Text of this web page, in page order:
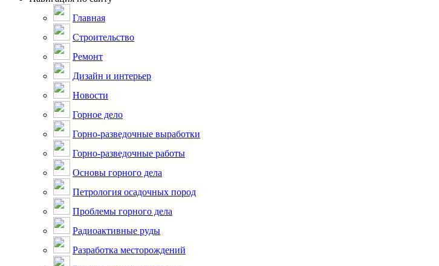
Главная
Строительство
Ремонт
Дизайн и интерьер
Новости
Горное дело
Горно-разведочные выработки
Горно-разведочные работы
Основы горного дела
Петрология осадочных пород
Проблемы горного дела
Радиоактивные руды
Разработка месторождений